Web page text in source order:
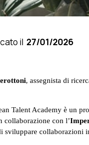
il 27/01/2026
, assegnista di
Talent Academy è un
collaborazione con l’
sviluppare collaborazioni